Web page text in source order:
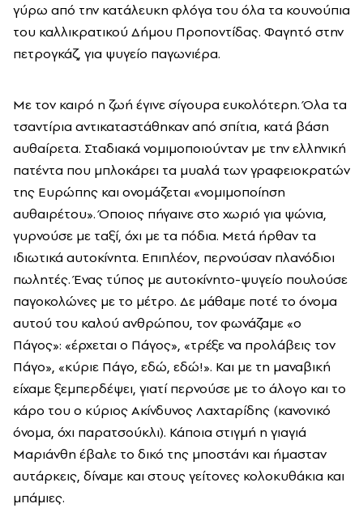
γύρω από την κατάλευκη φλόγα του όλα τα κουνούπια
του καλλικρατικού Δήμου Προποντίδας. Φαγητό στην
πετρογκάζ, για ψυγείο παγωνιέρα.
Με τον καιρό η ζωή έγινε σίγουρα ευκολότερη. Όλα τα
τσαντίρια αντικαταστάθηκαν από σπίτια, κατά βάση
αυθαίρετα. Σταδιακά νομιμοποιούνταν με την ελληνική
πατέντα που μπλοκάρει τα μυαλά των γραφειοκρατών
της Ευρώπης και ονομάζεται «νομιμοποίηση
αυθαιρέτου». Όποιος πήγαινε στο χωριό για ψώνια,
γυρνούσε με ταξί, όχι με τα πόδια. Μετά ήρθαν τα
ιδιωτικά αυτοκίνητα. Επιπλέον, περνούσαν πλανόδιοι
πωλητές. Ένας τύπος με αυτοκίνητο-ψυγείο πουλούσε
παγοκολώνες με το μέτρο. Δε μάθαμε ποτέ το όνομα
αυτού του καλού ανθρώπου, τον φωνάζαμε «ο
Πάγος»: «έρχεται ο Πάγος», «τρέξε να προλάβεις τον
Πάγο», «κύριε Πάγο, εδώ, εδώ!». Και με τη μαναβική
είχαμε ξεμπερδέψει, γιατί περνούσε με το άλογο και το
κάρο του ο κύριος Ακίνδυνος Λαχταρίδης (κανονικό
όνομα, όχι παρατσούκλι). Κάποια στιγμή η γιαγιά
Μαριάνθη έβαλε το δικό της μποστάνι και ήμασταν
αυτάρκεις, δίναμε και στους γείτονες κολοκυθάκια και
μπάμιες.